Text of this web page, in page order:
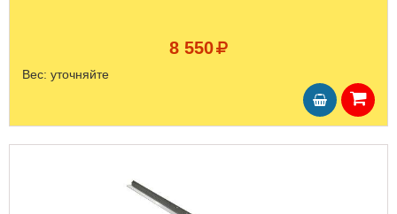
8 550
Вес: уточняйте